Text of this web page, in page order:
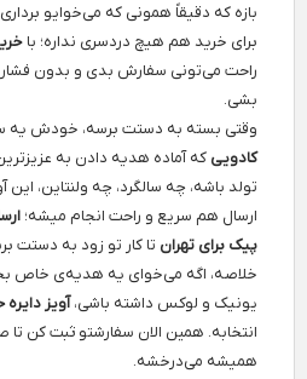
بازه که دقیقاً همونی که می‌خوایو
برای خرید هم هیچ دردسری نداره؛ با
راحت می‌تونی سفارش بدی و بدون
بشی.
وقتی بسته به دستت برسه، خودش یه
کادویی که آماده هدیه دادن به
تولد باشه، چه سالگرد، چه ولنتاین،
ارسال هم سریع و راحت انجام میشه؛
پیک برای تهران تا کار تو زود به دستت
خلاصه، اگه می‌خوای یه هدیه‌ی خاص
یونیک و لوکس داشته باشی،آویز دایره
انتخابه. همین الان سفارشتو ثبت کن
همیشه می‌درخشه.